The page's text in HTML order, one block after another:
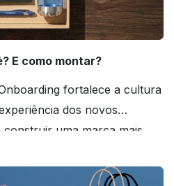
E como montar?
fortalece a cultura
dos novos
uma marca mais